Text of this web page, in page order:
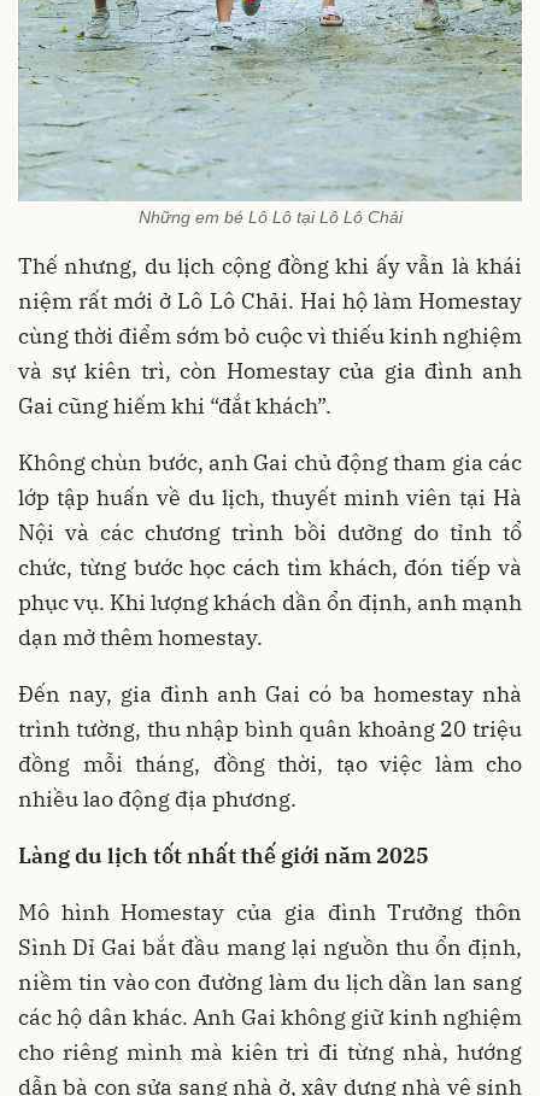
Những em bé Lô Lô tại Lô Lô Chải
Thế nhưng, du lịch cộng đồng khi ấy vẫn là khái
niệm rất mới ở Lô Lô Chải. Hai hộ làm Homestay
cùng thời điểm sớm bỏ cuộc vì thiếu kinh nghiệm
và sự kiên trì, còn Homestay của gia đình anh
Gai cũng hiếm khi “đắt khách”.
Không chùn bước, anh Gai chủ động tham gia các
lớp tập huấn về du lịch, thuyết minh viên tại Hà
Nội và các chương trình bồi dưỡng do tỉnh tổ
chức, từng bước học cách tìm khách, đón tiếp và
phục vụ. Khi lượng khách dần ổn định, anh mạnh
dạn mở thêm homestay.
Đến nay, gia đình anh Gai có ba homestay nhà
trình tường, thu nhập bình quân khoảng 20 triệu
đồng mỗi tháng, đồng thời, tạo việc làm cho
nhiều lao động địa phương.
Làng du lịch tốt nhất thế giới năm 2025
Mô hình Homestay của gia đình Trưởng thôn
Sình Dỉ Gai bắt đầu mang lại nguồn thu ổn định,
niềm tin vào con đường làm du lịch dần lan sang
các hộ dân khác. Anh Gai không giữ kinh nghiệm
cho riêng mình mà kiên trì đi từng nhà, hướng
dẫn bà con sửa sang nhà ở, xây dựng nhà vệ sinh